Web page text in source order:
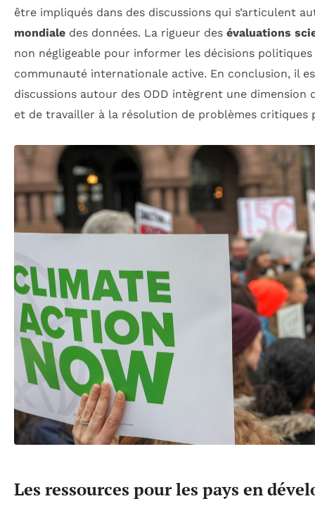
être impliqués dans des discussions qui s’articulent
mondiale des données. La rigueur des évaluations
non négligeable pour informer les décisions politiques
communauté internationale active. En conclusion, il
discussions autour des ODD intègrent une dimension
et de travailler à la résolution de problèmes critiques
Les ressources pour les pays en